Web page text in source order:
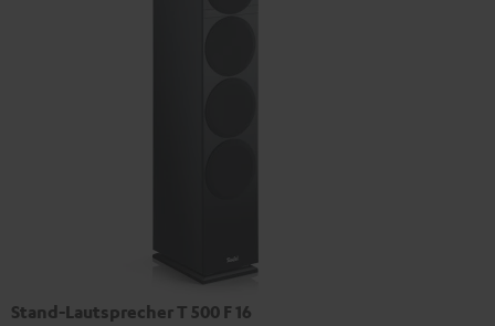
Stand-Lautsprecher T 500 F 16